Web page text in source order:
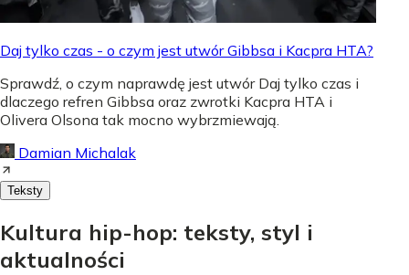
Daj tylko czas - o czym jest utwór Gibbsa i Kacpra HTA?
Sprawdź, o czym naprawdę jest utwór Daj tylko czas i
dlaczego refren Gibbsa oraz zwrotki Kacpra HTA i
Olivera Olsona tak mocno wybrzmiewają.
Damian Michalak
Teksty
Kultura hip-hop: teksty, styl i
aktualności